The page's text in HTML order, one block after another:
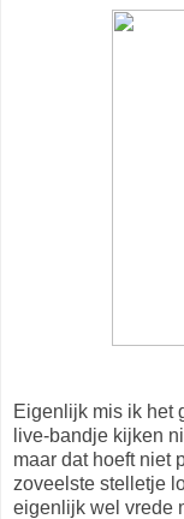
Eigenlijk mis ik het
live-bandje kijken
maar dat hoeft niet
zoveelste stelletje
eigenlijk wel vrede